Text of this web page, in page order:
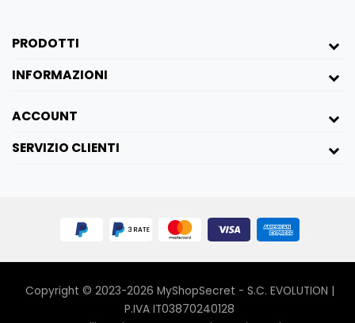
Con questo nastro bondage, potrai liberare
indimenticabili di piacere. Sperimenta nuove
di piacere senza limiti.
- Materiale: PVC
- Misure Confezione: 30,5 x 10 x 5 cm
PRODOTTI
INFORMAZIONI
ACCOUNT
SERVIZIO CLIENTI
Copyright © 2023-2026 MyShopSecret - S.C. EVOLUTION |
P.IVA IT03870240128